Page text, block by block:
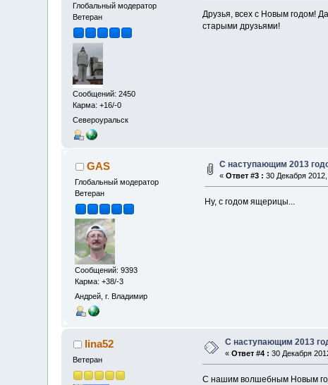
Глобальный модератор
Ветеран
Сообщений: 2450
Карма: +16/-0
Североуральск
Друзья, всех с Новым годом!
старыми друзьями!
GAS
Глобальный модератор
Ветеран
Сообщений: 9393
Карма: +38/-3
Андрей, г. Владимир
С наступающим 2013
«Ответ #3 : 30 Декабря
Ну, с годом ящерицы...
lina52
Ветеран
С наступающим 2013
«Ответ #4 : 30 Декабря
С нашим волшебным Новым